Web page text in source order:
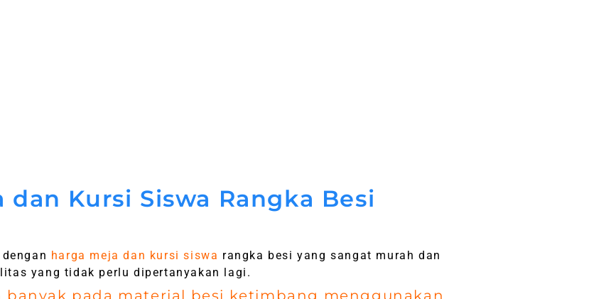
Kursi Siswa Rangka Besi
harga meja dan kursi siswa rangka besi yang sangat murah dan
yang tidak perlu dipertanyakan lagi.
pada material besi ketimbang menggunakan